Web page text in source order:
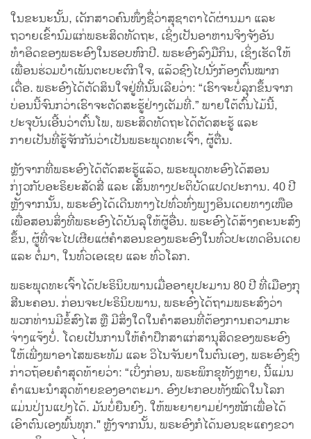
ໃນຂະນະນັ້ນ, ເດັກສາວຄົນໜຶ່ງຊື່ວ່າສຸຊາຕາໄດ້ຜ່ານມາ ແລະ
ຖວາຍເຂົ້ານົມແກ່ພຣະສິດທັດຖະ, ເຊິ່ງເປັນອາຫານຈິງຈັງອັນ
ທຳອິດຂອງພຣະອົງໃນຮອບຫົກປີ. ພຣະອົງລົງມືກິນ, ເຊິ່ງເຮັດໃຫ້
ເພື່ອນຮ່ວມບຳເພັນຕະບະຕົກໃຈ, ແລ້ວຊົງໄປນັ່ງກ້ອງຕົ້ນໝາກ
ເດື່ອ. ພຣະອົງໄດ້ຕັດສິນໃຈຢູ່ທີ່ນັ້ນເລີຍວ່າ: “ເຮົາຈະບໍ່ລຸກຂຶ້ນຈາກ
ບ່ອນນີ້ຈົນກວ່າເຮົາຈະຕັດສະຮູ້ຢ່າງເຕັມທີ່.” ພາຍໃຕ້ຕົ້ນໄມ້ນີ້,
ປະຈຸບັນເອີ້ນວ່າຕົ້ນໂພ, ພຣະສິດທັດຖະໄດ້ຕັດສະຮູ້ ແລະ
ກາຍເປັນທີ່ຮູ້ຈັກກັນວ່າເປັນພຣະພຸດທະເຈົ້າ, ຜູ້ຕື່ນ.
ຫຼັງຈາກທີ່ພຣະອົງໄດ້ຕັດສະຮູ້ແລ້ວ, ພຣະພຸດທະອົງໄດ້ສອນ
ກ່ຽວກັບອະຣິຍະສັດສີ່ ແລະ ເສັ້ນທາງປະຕິບັດແປດປະການ. 40 ປີ
ຫຼັງຈາກນັ້ນ, ພຣະອົງໄດ້ເດີນທາງໄປທົ່ວທົ່ງພຽງອິນເດຍທາງເໜືອ
ເພື່ອສອນສິ່ງທີ່ພຣະອົງໄດ້ບັນລຸໃຫ້ຜູ້ອື່ນ. ພຣະອົງໄດ້ສ້າງຄະນະສົງ
ຂຶ້ນ, ຜູ້ທີ່ຈະໄປເຜີຍແຜ່ຄໍາສອນຂອງພຣະອົງໃນທົ່ວປະເທດອິນເດຍ
ແລະ ຕໍ່ມາ, ໃນທົ່ວເອເຊຍ ແລະ ທົ່ວໂລກ.
ພຣະພຸດທະເຈົ້າໄດ້ປະຣິນິບພານເມື່ອອາຍຸປະມານ 80 ປີ ທີ່ເມືອງກຸ
ສີນະຄອນ. ກ່ອນຈະປະຣິນິບພານ, ພຣະອົງໄດ້ຖາມພຣະສົງວ່າ
ພວກທ່ານມີຂໍ້ສົງໄສ ຫຼື ມີສິ່ງໃດໃນຄໍາສອນທີ່ຕ້ອງການຄວາມກະ
ຈ່າງແຈ້ງບໍ່. ໂດຍເປັນການໃຫ້ຄຳປຶກສາແກ່ສານຸສິດຂອງພຣະອົງ
ໃຫ້ເພີ່ງພາອາໄສພຣະທັມ ແລະ ວິໄນຈັນຍາໃນຕົນເອງ, ພຣະອົງຊົງ
ກ່າວຖ້ອຍຄຳສຸດທ້າຍວ່າ: “ເບິ່ງກ່ອນ, ພຣະພິກຂຸທັງຫຼາຍ, ນີ້ແມ່ນ
ຄຳແນະນຳສຸດທ້າຍຂອງອາຕະມາ. ອົງປະກອບທັງໝົດໃນໂລກ
ແມ່ນປ່ຽນແປງໄດ້. ມັນບໍ່ຍືນຍົງ. ໃຫ້ພະຍາຍາມຢ່າງໜັກເພື່ອໄດ້
ເອົາຕົນເອງພົ້ນທຸກ." ຫຼັງຈາກນັ້ນ, ພຣະອົງກໍໄດ້ນອນຊະແຄງຂວາ